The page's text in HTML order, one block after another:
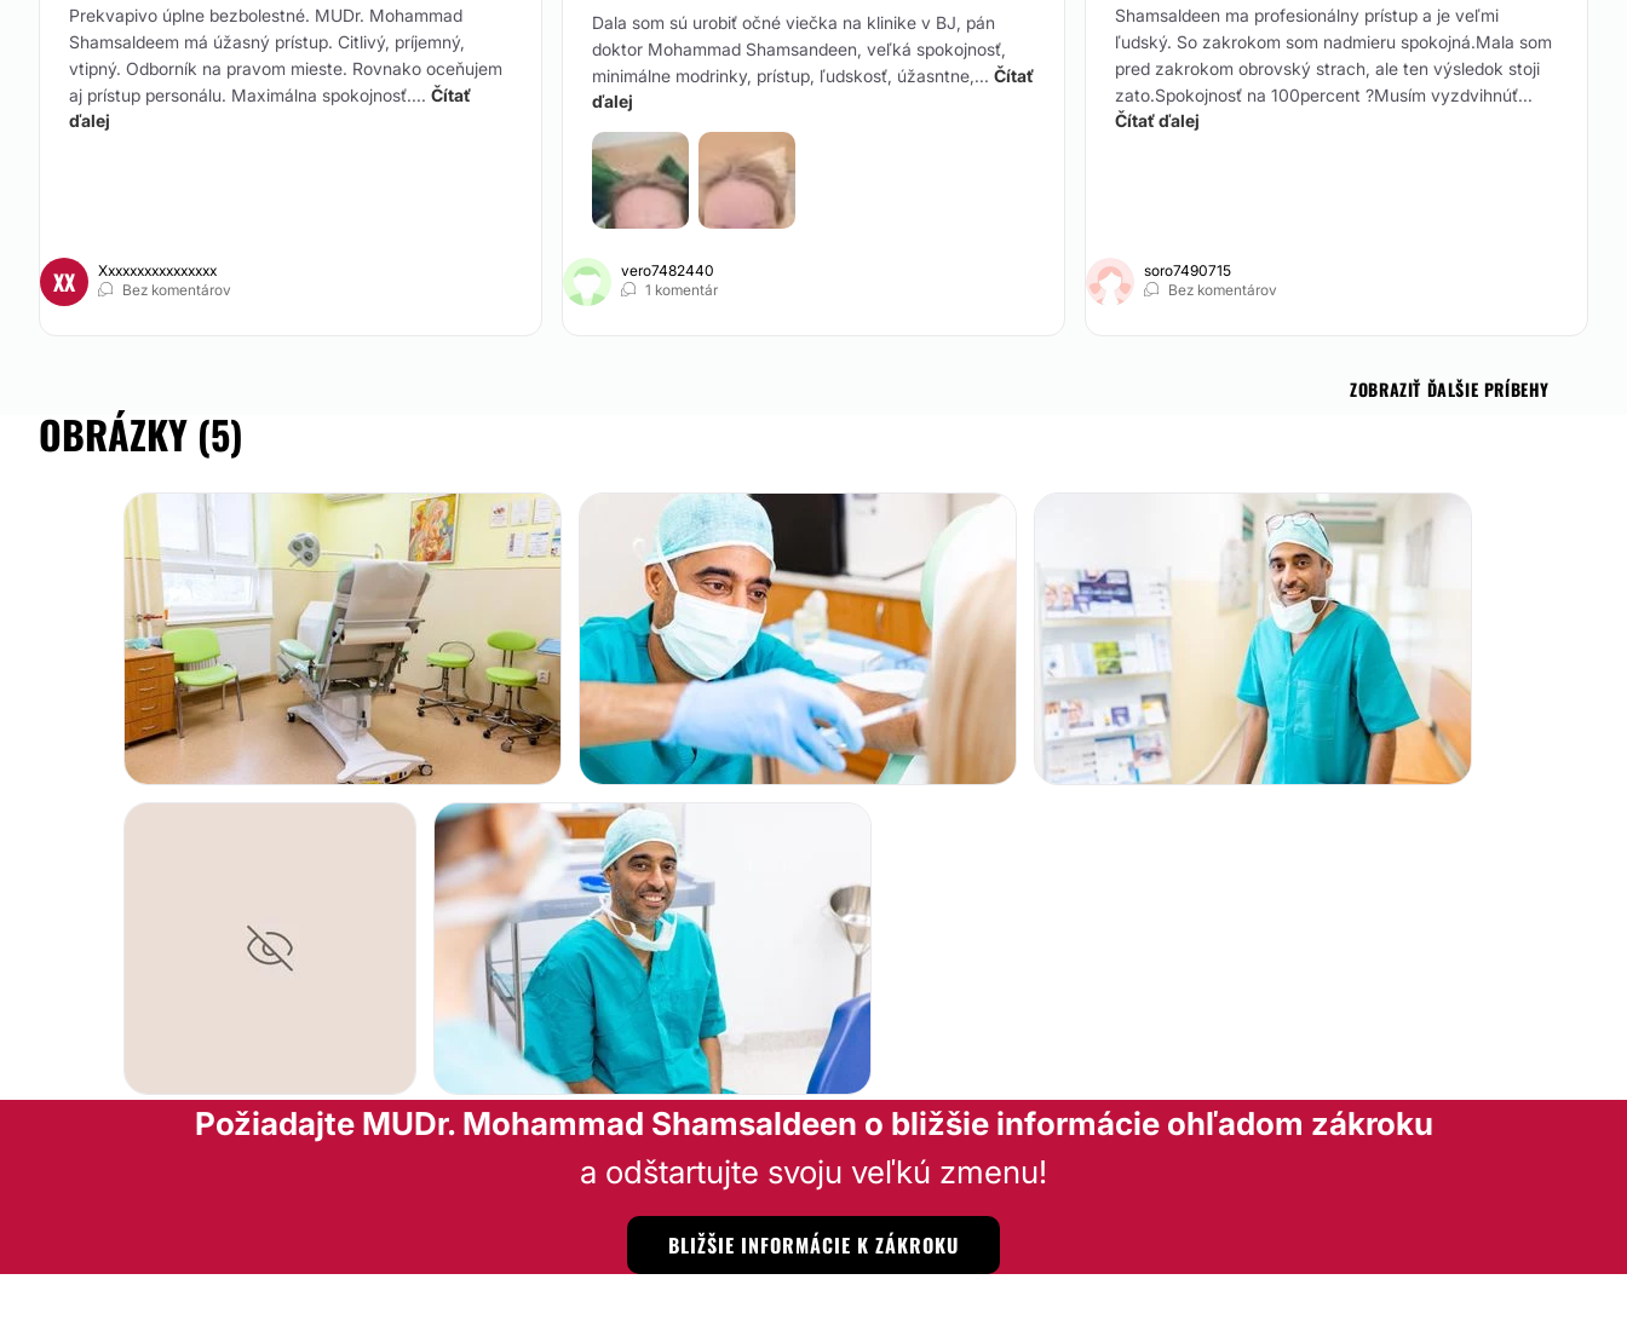
Prekvapivo úplne bezbolestné. MUDr. Mohammad
Shamsaldeem má úžasný prístup. Citlivý, príjemný,
vtipný. Odborník na pravom mieste. Rovnako oceňujem
aj prístup personálu. Maximálna spokojnosť.... Čítať
ďalej
XX
Xxxxxxxxxxxxxxxx
Bez komentárov
Dala som sú urobiť očné viečka na klinike v BJ, pán
doktor Mohammad Shamsandeen, veľká spokojnosť,
minimálne modrinky, prístup, ľudskosť, úžasntne,... Čítať
ďalej
vero7482440
1 komentár
Shamsaldeen ma profesionálny prístup a je veľmi
ľudský. So zakrokom som nadmieru spokojná.Mala som
pred zakrokom obrovský strach, ale ten výsledok stoji
zato.Spokojnosť na 100percent ?Musím vyzdvihnúť...
Čítať ďalej
soro7490715
Bez komentárov
ZOBRAZIŤ ĎALŠIE PRÍBEHY
OBRÁZKY (5)
Požiadajte MUDr. Mohammad Shamsaldeen o bližšie informácie ohľadom zákroku
a odštartujte svoju veľkú zmenu!
BLIŽŠIE INFORMÁCIE K ZÁKROKU